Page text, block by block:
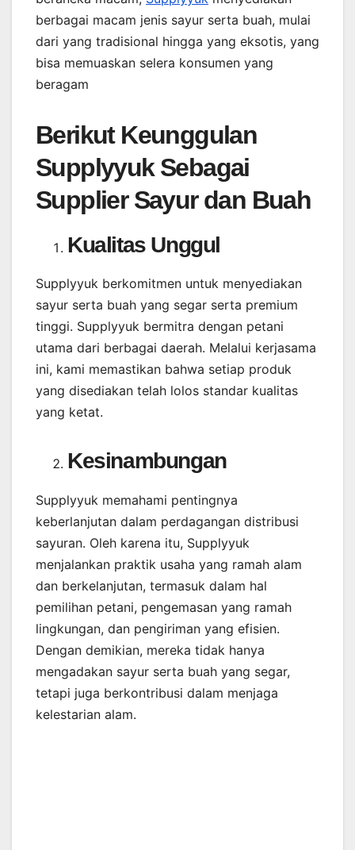
berbagai macam jenis sayur serta buah, mulai
dari yang tradisional hingga yang eksotis, yang
bisa memuaskan selera konsumen yang
beragam
Berikut Keunggulan
Supplyyuk Sebagai
Supplier Sayur dan Buah
Kualitas Unggul
Supplyyuk berkomitmen untuk menyediakan
sayur serta buah yang segar serta premium
tinggi. Supplyyuk bermitra dengan petani
utama dari berbagai daerah. Melalui kerjasama
ini, kami memastikan bahwa setiap produk
yang disediakan telah lolos standar kualitas
yang ketat.
Kesinambungan
Supplyyuk memahami pentingnya
keberlanjutan dalam perdagangan distribusi
sayuran. Oleh karena itu, Supplyyuk
menjalankan praktik usaha yang ramah alam
dan berkelanjutan, termasuk dalam hal
pemilihan petani, pengemasan yang ramah
lingkungan, dan pengiriman yang efisien.
Dengan demikian, mereka tidak hanya
mengadakan sayur serta buah yang segar,
tetapi juga berkontribusi dalam menjaga
kelestarian alam.